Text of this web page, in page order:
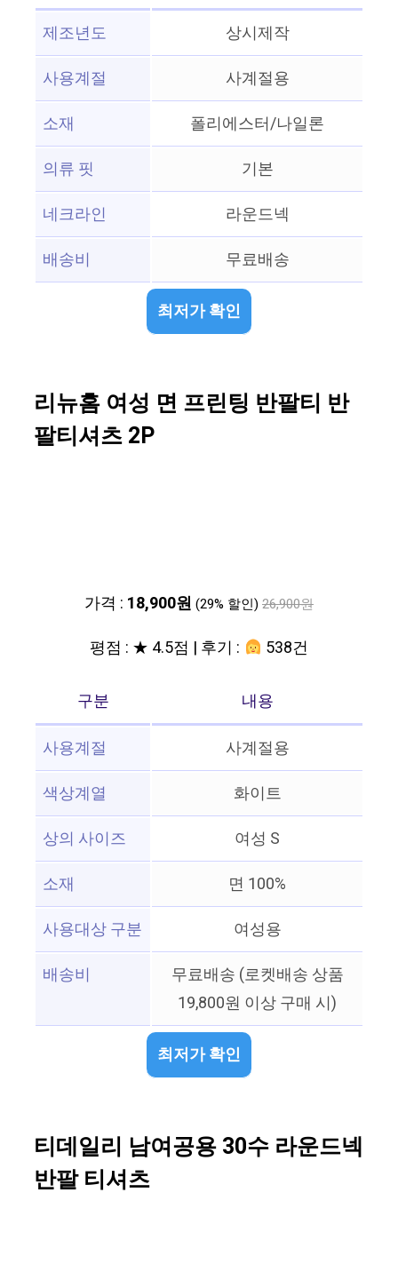
제조년도
상시제작
사용계절
사계절용
소재
폴리에스터/나일론
의류 핏
기본
네크라인
라운드넥
배송비
무료배송
최저가 확인
리뉴홈 여성 면 프린팅 반팔티 반
팔티셔츠 2P
가격 : 18,900원 (29% 할인) 26,900원
평점 : ★ 4.5점 | 후기 : 538건
구분
내용
사용계절
사계절용
색상계열
화이트
상의 사이즈
여성 S
소재
면 100%
사용대상 구분
여성용
배송비
무료배송 (로켓배송 상품
19,800원 이상 구매 시)
최저가 확인
티데일리 남여공용 30수 라운드넥
반팔 티셔츠